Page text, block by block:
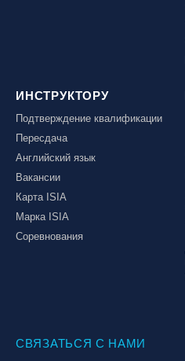
ИНСТРУКТОРУ
Подтверждение квалификации
Пересдача
Английский язык
Вакансии
Карта ISIA
Марка ISIA
Соревнования
СВЯЗАТЬСЯ С НАМИ